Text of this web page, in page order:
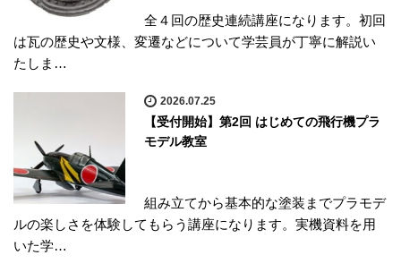
全４回の歴史連続講座になります。初回
は瓦の歴史や文様、変遷などについて学芸員が丁寧に解説い
たしま…
2026.07.25
【受付開始】第2回 はじめての飛行機プラ
モデル教室
組み立てから基本的な塗装までプラモデ
ルの楽しさを体験してもらう講座になります。実機資料を用
いた学…